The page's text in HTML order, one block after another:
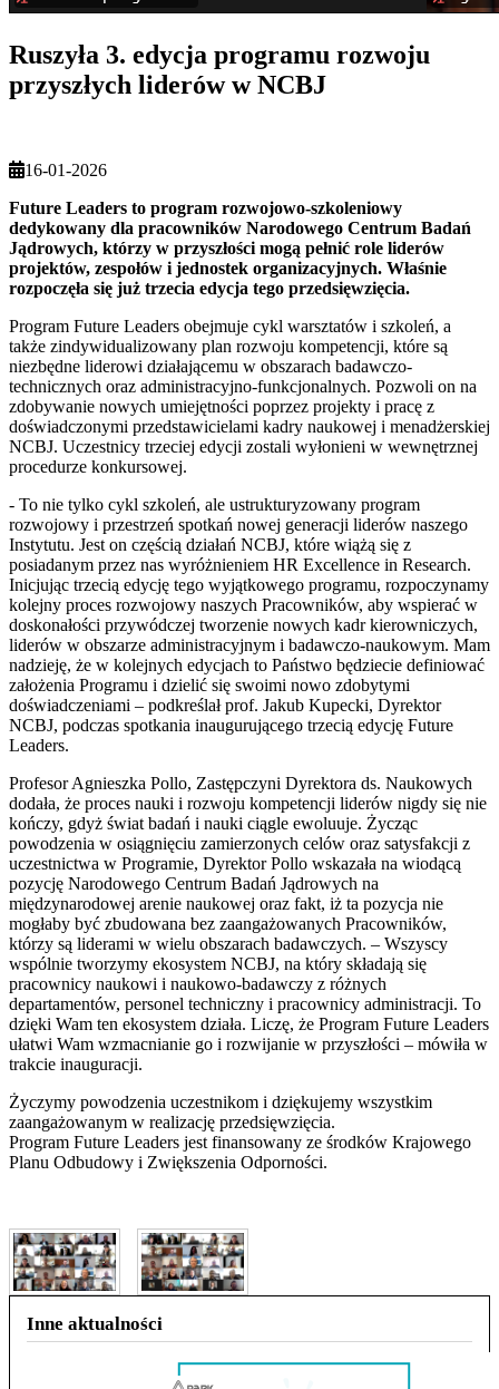
Ruszyła 3. edycja programu rozwoju
przyszłych liderów w NCBJ
16-01-2026
Future Leaders to program rozwojowo-szkoleniowy
dedykowany dla pracowników Narodowego Centrum Badań
Jądrowych, którzy w przyszłości mogą pełnić role liderów
projektów, zespołów i jednostek organizacyjnych. Właśnie
rozpoczęła się już trzecia edycja tego przedsięwzięcia.
Program Future Leaders obejmuje cykl warsztatów i szkoleń, a
także zindywidualizowany plan rozwoju kompetencji, które są
niezbędne liderowi działającemu w obszarach badawczo-
technicznych oraz administracyjno-funkcjonalnych. Pozwoli on na
zdobywanie nowych umiejętności poprzez projekty i pracę z
doświadczonymi przedstawicielami kadry naukowej i menadżerskiej
NCBJ. Uczestnicy trzeciej edycji zostali wyłonieni w wewnętrznej
procedurze konkursowej.
- To nie tylko cykl szkoleń, ale ustrukturyzowany program
rozwojowy i przestrzeń spotkań nowej generacji liderów naszego
Instytutu. Jest on częścią działań NCBJ, które wiążą się z
posiadanym przez nas wyróżnieniem HR Excellence in Research.
Inicjując trzecią edycję tego wyjątkowego programu, rozpoczynamy
kolejny proces rozwojowy naszych Pracowników, aby wspierać w
doskonałości przywódczej tworzenie nowych kadr kierowniczych,
liderów w obszarze administracyjnym i badawczo-naukowym. Mam
nadzieję, że w kolejnych edycjach to Państwo będziecie definiować
założenia Programu i dzielić się swoimi nowo zdobytymi
doświadczeniami – podkreślał prof. Jakub Kupecki, Dyrektor
NCBJ, podczas spotkania inaugurującego trzecią edycję Future
Leaders.
Profesor Agnieszka Pollo, Zastępczyni Dyrektora ds. Naukowych
dodała, że proces nauki i rozwoju kompetencji liderów nigdy się nie
kończy, gdyż świat badań i nauki ciągle ewoluuje. Życząc
powodzenia w osiągnięciu zamierzonych celów oraz satysfakcji z
uczestnictwa w Programie, Dyrektor Pollo wskazała na wiodącą
pozycję Narodowego Centrum Badań Jądrowych na
międzynarodowej arenie naukowej oraz fakt, iż ta pozycja nie
mogłaby być zbudowana bez zaangażowanych Pracowników,
którzy są liderami w wielu obszarach badawczych. – Wszyscy
wspólnie tworzymy ekosystem NCBJ, na który składają się
pracownicy naukowi i naukowo-badawczy z różnych
departamentów, personel techniczny i pracownicy administracji. To
dzięki Wam ten ekosystem działa. Liczę, że Program Future Leaders
ułatwi Wam wzmacnianie go i rozwijanie w przyszłości – mówiła w
trakcie inauguracji.
Życzymy powodzenia uczestnikom i dziękujemy wszystkim
zaangażowanym w realizację przedsięwzięcia.
Program Future Leaders jest finansowany ze środków Krajowego
Planu Odbudowy i Zwiększenia Odporności.
Inne aktualności